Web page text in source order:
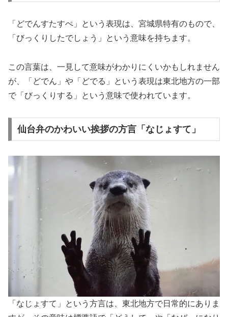
「どでんすたすぺ」という表現は、宮城県特有のもので、
「びっくりしたでしょう」という意味を持ちます。
この言葉は、一見して意味がわかりにくいかもしれません
が、「どでん」や「どでる」という表現は東北地方の一部
で「びっくりする」という意味で使われています。
仙台弁のかわいい挨拶の方言「なじょすて」
「なじょすて」という方言は、東北地方で日常的にありま